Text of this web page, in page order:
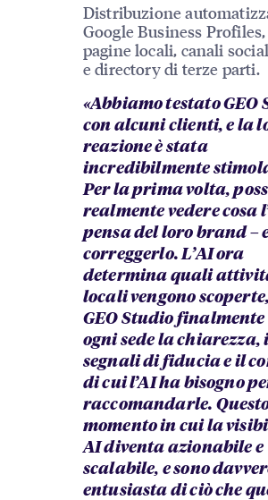
Distribuzione
Google Business Profiles,
pagine locali, canali
e directory di terze parti.
«Abbiamo testato GEO
con alcuni clienti, e la
reazione è stata
incredibilmente
Per la prima volta,
realmente vedere cosa
pensa del loro brand –
correggerlo. L’AI ora
determina quali
locali vengono
GEO Studio finalmente
ogni sede la chiarezza, i
segnali di fiducia e il
di cui l’AI ha bisogno
raccomandarle.
momento in cui la
AI diventa azionabile e
scalabile, e sono
entusiasta di ciò che